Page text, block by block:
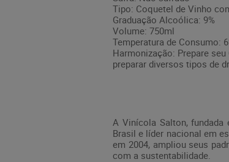
Tipo: Coquetel de Vinho
Graduação Alcoólica: 9%
Volume: 750ml
Temperatura de Consumo:
Harmonização: Prepare
preparar diversos tipos de
A Vinícola Salton,
Brasil e líder nacional em
em 2004, ampliou seus
com a sustentabilidade.